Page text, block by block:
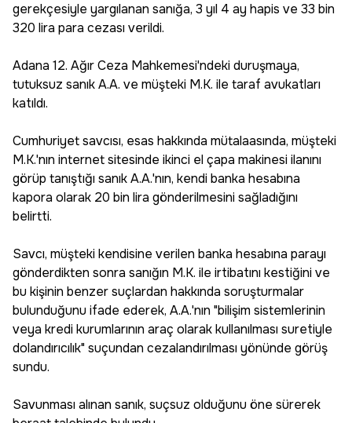
gerekçesiyle yargılanan sanığa, 3 yıl 4 ay hapis ve 33 bin
320 lira para cezası verildi.
Adana 12. Ağır Ceza Mahkemesi'ndeki duruşmaya,
tutuksuz sanık A.A. ve müşteki M.K. ile taraf avukatları
katıldı.
Cumhuriyet savcısı, esas hakkında mütalaasında, müşteki
M.K.'nın internet sitesinde ikinci el çapa makinesi ilanını
görüp tanıştığı sanık A.A.'nın, kendi banka hesabına
kapora olarak 20 bin lira gönderilmesini sağladığını
belirtti.
Savcı, müşteki kendisine verilen banka hesabına parayı
gönderdikten sonra sanığın M.K. ile irtibatını kestiğini ve
bu kişinin benzer suçlardan hakkında soruşturmalar
bulunduğunu ifade ederek, A.A.'nın "bilişim sistemlerinin
veya kredi kurumlarının araç olarak kullanılması suretiyle
dolandırıcılık" suçundan cezalandırılması yönünde görüş
sundu.
Savunması alınan sanık, suçsuz olduğunu öne sürerek